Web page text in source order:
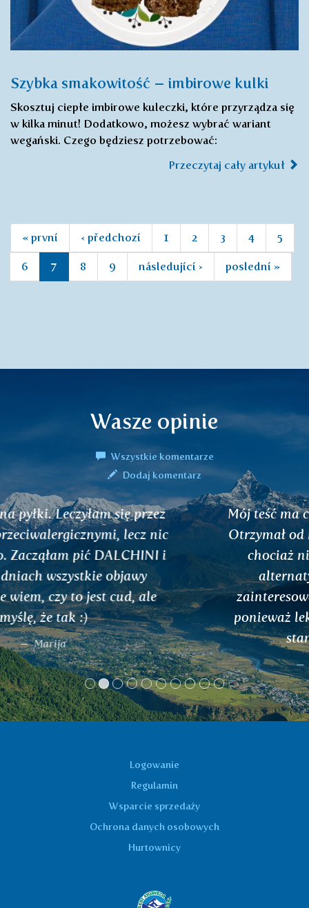
Szybka smakowitość – imbirowe kulki
Skosztuj ciepłe imbirowe kuleczki, które przyrządza się
w kilka minut! Dodatkowo, możesz wybrać wariant
wegański. Czego będziesz potrzebować:
Przeczytaj cały artykuł
« první ‹ předchozí 1 2 3 4 5
6 7 8 9 následující › poslední »
Wasze opinie
Wszystkie komentarze
Dodaj komentarz
Mój teść ma cukrzycę, przyjmuje insulinę.
Otrzymał od nas herbatę MAHAPHALA. I
chociaż nie jest zbytnio skłonny do
alternatywnej medycyny, to jest
zainteresowany tą mieszanką ziołową,
ponieważ lekarz powiedział mu, że jego
stan się poprawił... :-)
A. Vejříková, Beroun
Logowanie
Regulamin
Wsparcie sprzedaży
Ochrona danych osobowych